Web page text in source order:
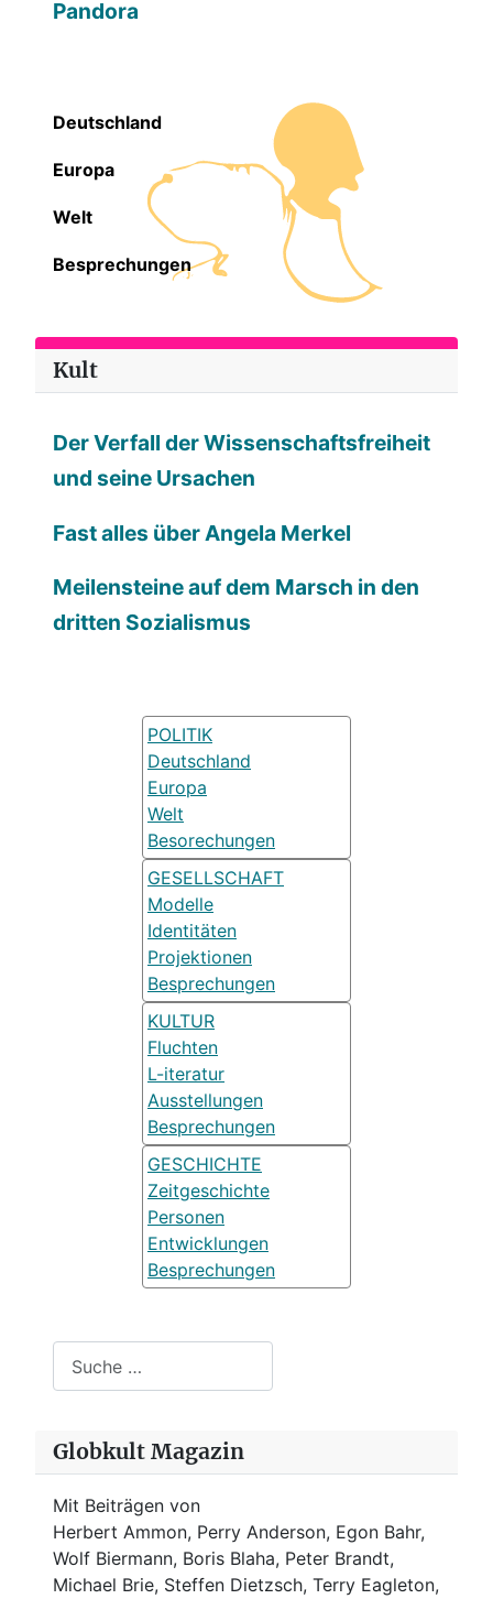
Pandora
Deutschland
Europa
Welt
Besprechungen
Kult
Der Verfall der Wissenschaftsfreiheit
und seine Ursachen
Fast alles über Angela Merkel
Meilensteine auf dem Marsch in den
dritten Sozialismus
POLITIK
Deutschland
Europa
Welt
Besorechungen
GESELLSCHAFT
Modelle
Identitäten
Projektionen
Besprechungen
KULTUR
Fluchten
L-iteratur
Ausstellungen
Besprechungen
GESCHICHTE
Zeitgeschichte
Personen
Entwicklungen
Besprechungen
Globkult Magazin
Mit Beiträgen von
Herbert Ammon, Perry Anderson, Egon Bahr,
Wolf Biermann, Boris Blaha, Peter Brandt,
Michael Brie, Steffen Dietzsch, Terry Eagleton,